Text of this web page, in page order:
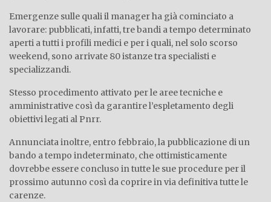
Emergenze sulle quali il manager ha già cominciato a
lavorare: pubblicati, infatti, tre bandi a tempo determinato
aperti a tutti i profili medici e per i quali, nel solo scorso
weekend, sono arrivate 80 istanze tra specialisti e
specializzandi.
Stesso procedimento attivato per le aree tecniche e
amministrative così da garantire l’espletamento degli
obiettivi legati al Pnrr.
Annunciata inoltre, entro febbraio, la pubblicazione di un
bando a tempo indeterminato, che ottimisticamente
dovrebbe essere concluso in tutte le sue procedure per il
prossimo autunno così da coprire in via definitiva tutte le
carenze.